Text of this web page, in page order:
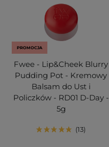
PROMOCJA
Fwee - Lip&Cheek Blurry
Pudding Pot - Kremowy
Balsam do Ust i
Policzków - RD01 D-Day -
5g
13